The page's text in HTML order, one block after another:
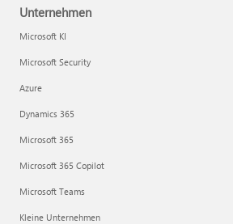
Unternehmen
Microsoft KI
Microsoft Security
Azure
Dynamics 365
Microsoft 365
Microsoft 365 Copilot
Microsoft Teams
Kleine Unternehmen